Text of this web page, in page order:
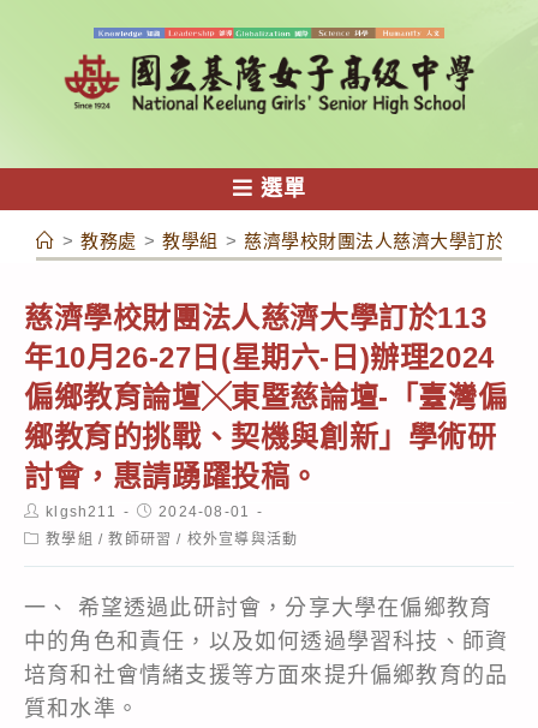
容
選單
> 教務處 > 教學組 > 慈濟學校財團法人慈濟大學訂於
慈濟學校財團法人慈濟大學訂於113
年10月26-27日(星期六-日)辦理2024
偏鄉教育論壇╳東暨慈論壇-「臺灣偏
鄉教育的挑戰、契機與創新」學術研
討會，惠請踴躍投稿。
Post
author:
klgsh211
Post
published:
2024-08-01
Post教學組 / 教師研習 / 校外宣導與活動
一、 希望透過此研討會，分享大學在偏鄉教育
中的角色和責任，以及如何透過學習科技、師資
培育和社會情緒支援等方面來提升偏鄉教育的品
質和水準。